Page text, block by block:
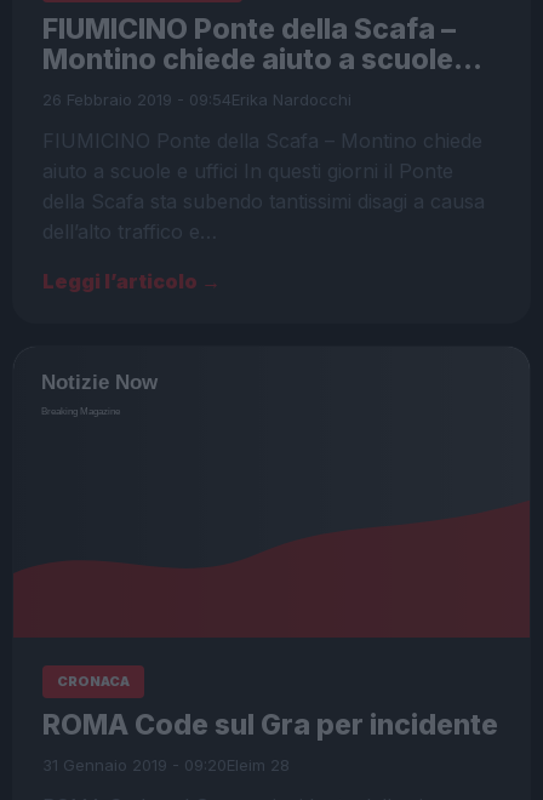
FIUMICINO Ponte della Scafa –
Montino chiede aiuto a scuole…
26 Febbraio 2019 - 09:54Erika Nardocchi
FIUMICINO Ponte della Scafa – Montino chiede
aiuto a scuole e uffici In questi giorni il Ponte
della Scafa sta subendo tantissimi disagi a causa
dell’alto traffico e…
Leggi l’articolo →
CRONACA
ROMA Code sul Gra per incidente
31 Gennaio 2019 - 09:20Eleim 28